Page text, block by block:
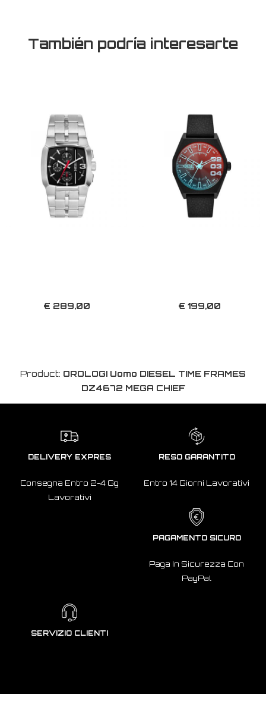
También podría interesarte
€ 289,00 € 199,00
Product: OROLOGI Uomo DIESEL TIME FRAMES
DZ4672 MEGA CHIEF
DELIVERY EXPRES
Consegna Entro 2-4 Gg
Lavorativi
RESO GARANTITO
Entro 14 Giorni Lavorativi
PAGAMENTO SICURO
Paga In Sicurezza Con
PayPal
SERVIZIO CLIENTI